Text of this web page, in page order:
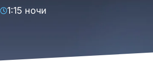
1:15 ночи